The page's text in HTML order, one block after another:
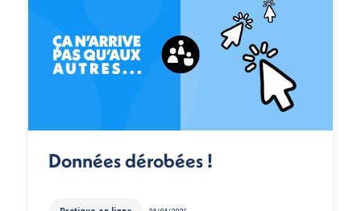
Données dérobées !